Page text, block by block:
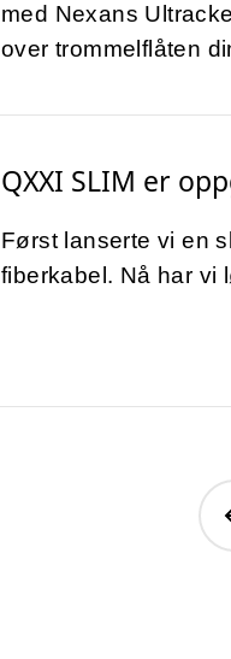
med Nexans
over trommelflåten
QXXI SLIM er
Først lanserte vi en
fiberkabel. Nå har vi